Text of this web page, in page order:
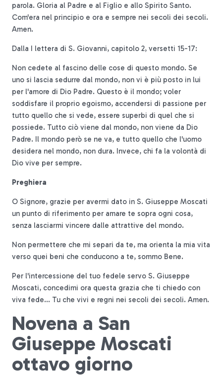
parola. Gloria al Padre e al Figlio e allo Spirito Santo.
Com'era nel principio e ora e sempre nei secoli dei secoli.
Amen.
Dalla I lettera di S. Giovanni, capitolo 2, versetti 15-17:
Non cedete al fascino delle cose di questo mondo. Se
uno si lascia sedurre dal mondo, non vi è più posto in lui
per l'amore di Dio Padre. Questo è il mondo; voler
soddisfare il proprio egoismo, accendersi di passione per
tutto quello che si vede, essere superbi di quel che si
possiede. Tutto ciò viene dal mondo, non viene da Dio
Padre. Il mondo però se ne va, e tutto quello che l'uomo
desidera nel mondo, non dura. Invece, chi fa la volontà di
Dio vive per sempre.
Preghiera
O Signore, grazie per avermi dato in S. Giuseppe Moscati
un punto di riferimento per amare te sopra ogni cosa,
senza lasciarmi vincere dalle attrattive del mondo.
Non permettere che mi separi da te, ma orienta la mia vita
verso quei beni che conducono a te, sommo Bene.
Per l'intercessione del tuo fedele servo S. Giuseppe
Moscati, concedimi ora questa grazia che ti chiedo con
viva fede... Tu che vivi e regni nei secoli dei secoli. Amen.
Novena a San
Giuseppe Moscati
ottavo giorno